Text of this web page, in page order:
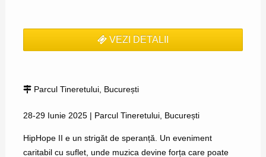
VEZI DETALII
Parcul Tineretului, București
28-29 Iunie 2025 | Parcul Tineretului, București
HipHope II e un strigăt de speranță. Un eveniment
caritabil cu suflet, unde muzica devine forța care poate